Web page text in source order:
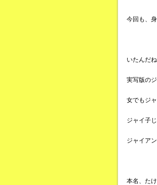
今回も、
いたんだね
実写版のジ
女でもジャ
ジャイ子
ジャイアン
本名、たけ